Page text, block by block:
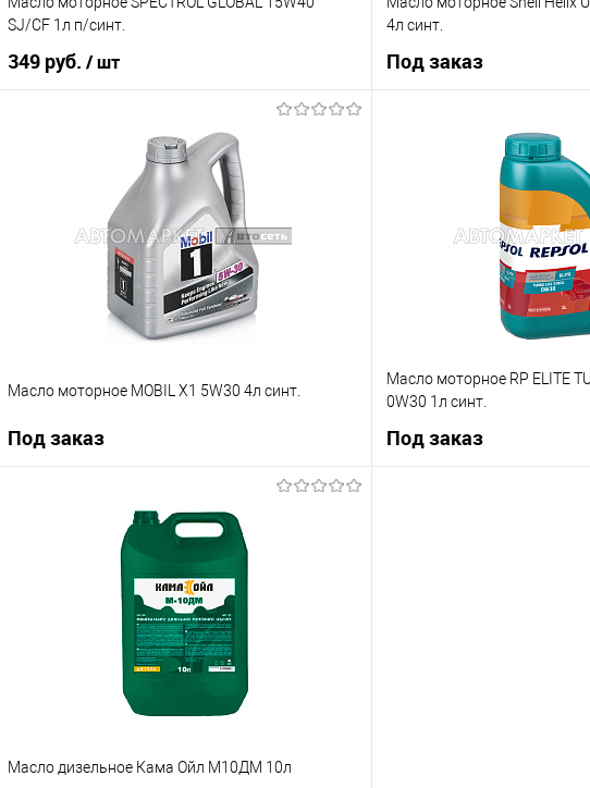
SJ/CF 1л п/синт.
349 руб. / шт
К сравнению
В наличии
4л синт.
Под заказ
Масло моторное MOBIL X1 5W30 4л синт.
Под заказ
Под заказ
Масло моторное RP ELITE
0W30 1л синт.
Под заказ
Масло дизельное Кама Ойл М10ДМ 10л